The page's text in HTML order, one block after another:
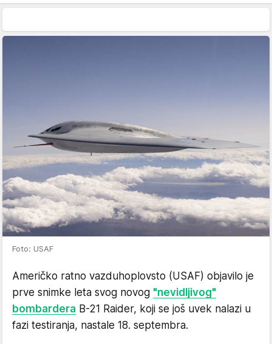
Foto: USAF
Američko ratno vazduhoplovsto (USAF) objavilo je
prve snimke leta svog novog "nevidljivog"
bombardera B-21 Raider, koji se još uvek nalazi u
fazi testiranja, nastale 18. septembra.